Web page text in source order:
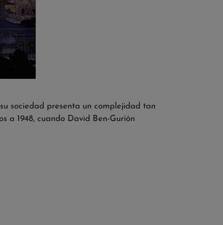
sociedad presenta un complejidad tan
a 1948, cuando David Ben-Gurión